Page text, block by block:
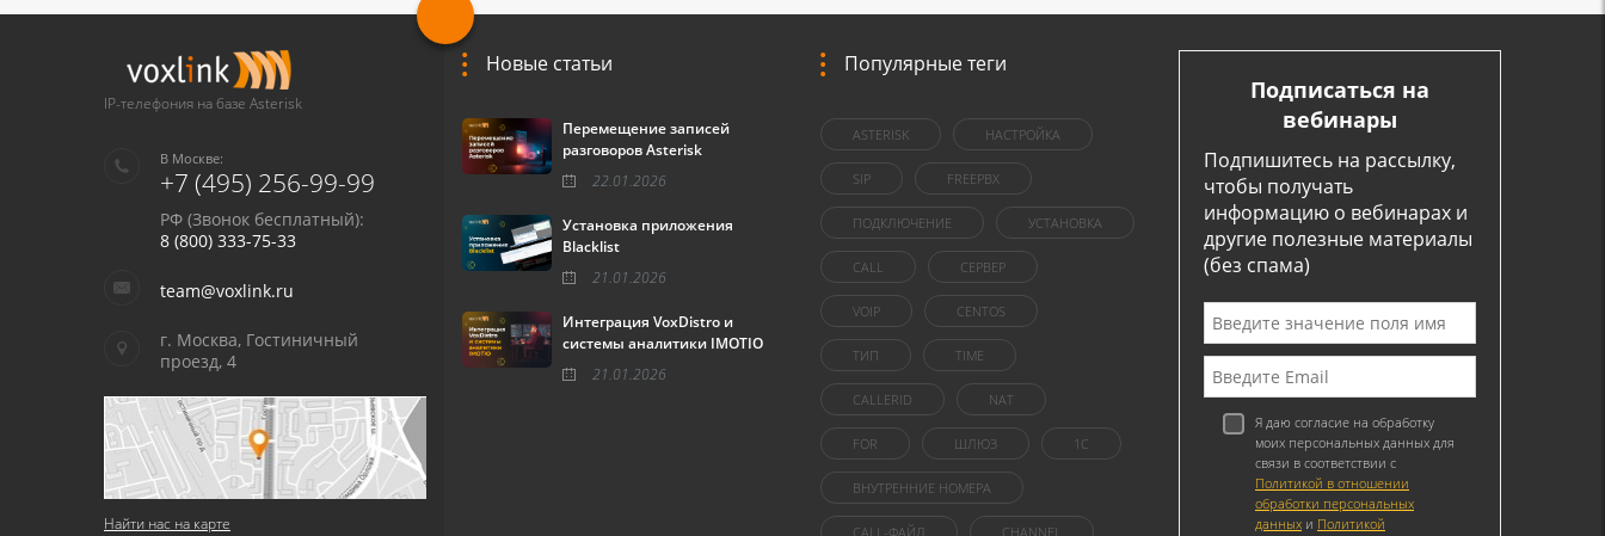
IP-телефония на базе Asterisk
В Москве:
+7 (495) 256-99-99
РФ (Звонок бесплатный):
8 (800) 333-75-33
team@voxlink.ru
г. Москва, Гостиничный
проезд, 4
Найти нас на карте
Новые статьи
Перемещение записей
разговоров Asterisk
22.01.2026
Установка приложения
Blacklist
21.01.2026
Интеграция VoxDistro и
системы аналитики IMOTIO
21.01.2026
Популярные теги
ASTERISK НАСТРОЙКА
SIP FREEPBX
ПОДКЛЮЧЕНИЕ УСТАНОВКА
CALL СЕРВЕР
VOIP CENTOS
ТИП TIME
CALLERID NAT
FOR ШЛЮЗ 1C
ВНУТРЕННИЕ НОМЕРА
CALL-ФАЙЛ CHANNEL
Подписаться на
вебинары
Подпишитесь на рассылку,
чтобы получать
информацию о вебинарах и
другие полезные материалы
(без спама)
Я даю согласие на обработку
моих персональных данных для
связи в соответствии с
Политикой в отношении
обработки персональных
данных и Политикой